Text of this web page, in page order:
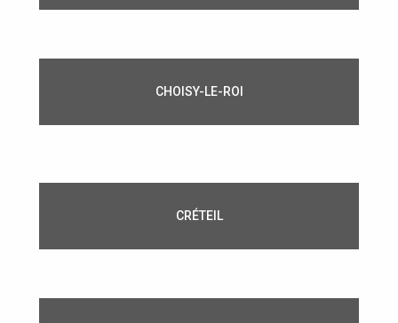
CHOISY-LE-ROI
CRÉTEIL